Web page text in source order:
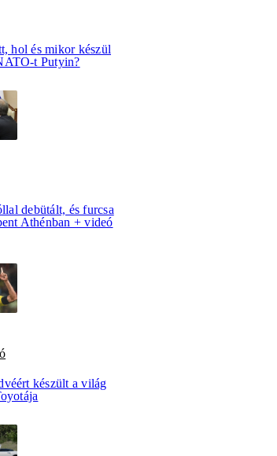
hol és mikor készül
t Putyin?
debütált, és furcsa
Athénban + videó
készült a világ